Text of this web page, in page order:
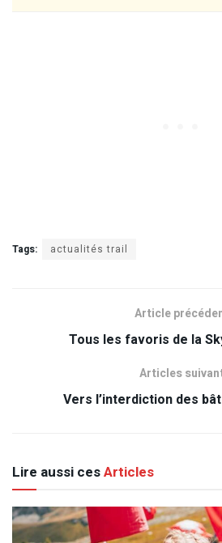
Tags: actualités trail
Article
Tous les favoris de la
Articles
Vers l’interdiction des
Lire aussi cesArticles